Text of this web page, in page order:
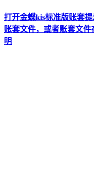
打开金蝶kis标准版账套
账套文件，或者账套文
明